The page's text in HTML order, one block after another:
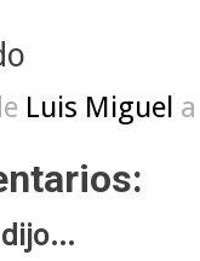
Luis Miguel
dijo...